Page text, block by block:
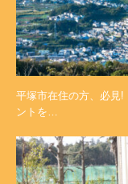
平塚市在住の方、必見!
ントを…